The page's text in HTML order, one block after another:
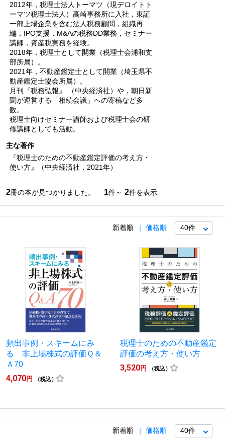
2012年，税理士法人トーマツ（現デロイトト
ーマツ税理士法人）高崎事務所に入社，東証
一部上場企業を含む法人税務顧問，組織再
編，IPO支援，M&Aの税務DD業務，セミナー
講師，資産税実務を経験。
2018年，税理士として開業（税理士会浦和支
部所属）。
2021年，不動産鑑定士として開業（埼玉県不
動産鑑定士協会所属）。
月刊『税務弘報』 （中央経済社）や，朝日新
聞が運営する「相続会議」への寄稿など多
数。
税理士向けセミナー講師および税理士会の研
修講師としても活動。
主な著作
『税理士のための不動産鑑定評価の考え方・
使い方』（中央経済社，2021年）
2冊の本が見つかりました。 1件～ 2件を表示
新着順 価格順
頻出事例・スキームにみ
る 非上場株式の評価Ｑ＆
Ａ70
4,070円 （税込）
税理士のための不動産鑑定
評価の考え方・使い方
3,520円 （税込）
新着順 価格順